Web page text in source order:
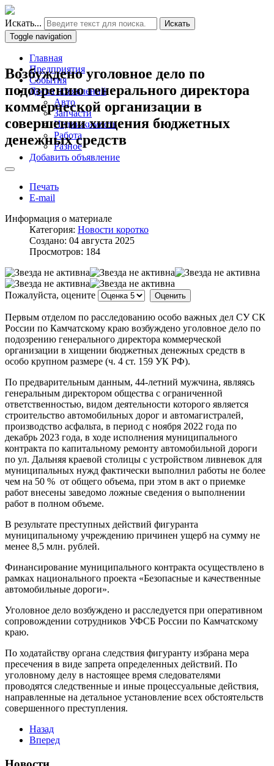
Искать...
Искать
Toggle navigation
Главная
Предприятия
События
Доска объявлений
Авто
Запчасти
Недвижимость
Работа
Разное
Добавить объявление
Возбуждено уголовное дело по
подозрению генерального директора
коммерческой организации в
совершении хищения бюджетных
денежных средств
Печать
E-mail
Информация о материале
Категория: Новости коротко
Создано: 04 августа 2025
Просмотров: 184
Пожалуйста, оцените
Первым отделом по расследованию особо важных дел СУ СК
России по Камчатскому краю возбуждено уголовное дело по
подозрению генерального директора коммерческой
организации в хищении бюджетных денежных средств в
особо крупном размере (ч. 4 ст. 159 УК РФ).
По предварительным данным, 44-летний мужчина, являясь
генеральным директором общества с ограниченной
ответственностью, видом деятельности которого является
строительство автомобильных дорог и автомагистралей,
производство асфальта, в период с ноября 2022 года по
декабрь 2023 года, в ходе исполнения муниципального
контракта по капитальному ремонту автомобильной дороги
по ул. Дальняя краевой столицы с устройством ливневок для
муниципальных нужд фактически выполнил работы не более
чем на 50 % от общего объема, при этом в акт о приемке
работ внесены заведомо ложные сведения о выполнении
работ в полном объеме.
В результате преступных действий фигуранта
муниципальному учреждению причинен ущерб на сумму не
менее 8,5 млн. рублей.
Финансирование муниципального контракта осуществлено в
рамках национального проекта «Безопасные и качественные
автомобильные дороги».
Уголовное дело возбуждено и расследуется при оперативном
сопровождении сотрудников УФСБ России по Камчатскому
краю.
По ходатайству органа следствия фигуранту избрана мера
пресечения в виде запрета определенных действий. По
уголовному делу в настоящее время следователями
проводятся следственные и иные процессуальные действия,
направленные на детальное установление всех обстоятельств
совершенного преступления.
Назад
Вперед